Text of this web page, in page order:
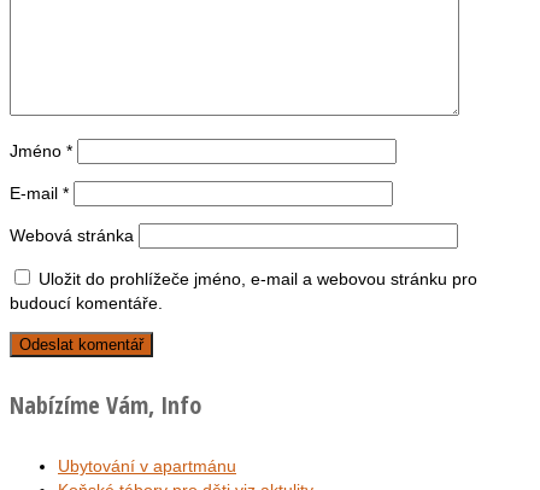
Jméno *
E-mail *
Webová stránka
Uložit do prohlížeče jméno, e-mail a webovou stránku pro
budoucí komentáře.
Nabízíme Vám, Info
Ubytování v apartmánu